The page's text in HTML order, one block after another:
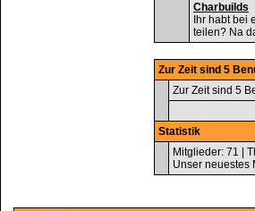
Charbuilds
Ihr habt bei
teilen? Na
Zur Zeit sind 5
Zur Zeit sind 5
Statistik
Mitglieder: 71 |
Unser neuestes